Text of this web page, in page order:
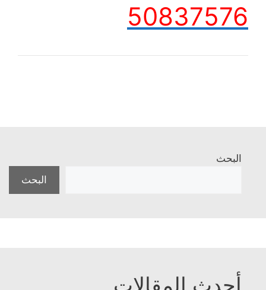
50837576
البحث
البحث
أحدث المقالات